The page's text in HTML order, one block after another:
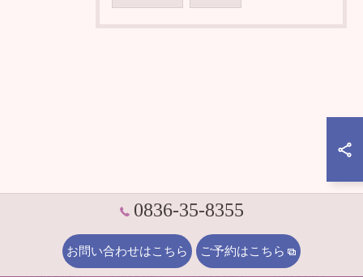
0836-35-8355
お問い合わせはこちら ご予約はこちら